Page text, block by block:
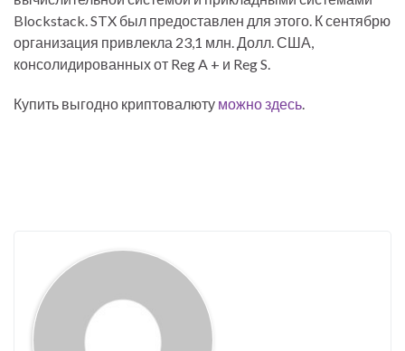
Blockstack. STX был предоставлен для этого. К сентябрю
организация привлекла 23,1 млн. Долл. США,
консолидированных от Reg A + и Reg S.
Купить выгодно криптовалюту можно здесь.